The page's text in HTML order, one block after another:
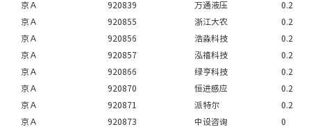
京Ａ
920839 万通液压
0.2
京Ａ
920855 浙江大农
0.2
京Ａ
920856 浩淼科技
0.2
京Ａ
920857 泓禧科技
0.2
京Ａ
920866 绿亨科技
0.2
京Ａ
920870 恒进感应
0.2
京Ａ
920871 派特尔
0.2
京Ａ
920873 中设咨询
0